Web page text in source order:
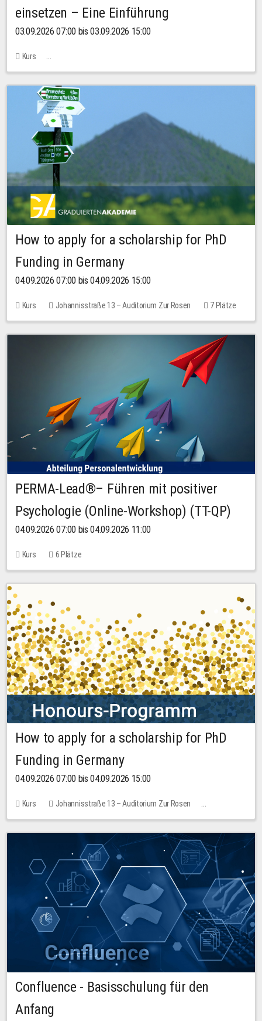
einsetzen – Eine Einführung
03.09.2026 07:00 bis 03.09.2026 15:00
Kurs
Bachstraße 18k - SR 102 (Seminarraum Servicestelle LehreLernen)
How to apply for a scholarship for PhD
Funding in Germany
04.09.2026 07:00 bis 04.09.2026 15:00
Kurs Johannisstraße 13 – Auditorium Zur Rosen
7 Plätze
10,00 EUR
PERMA-Lead®– Führen mit positiver
Psychologie (Online-Workshop) (TT-QP)
04.09.2026 07:00 bis 04.09.2026 11:00
Kurs 6 Plätze
How to apply for a scholarship for PhD
Funding in Germany
04.09.2026 07:00 bis 04.09.2026 15:00
Kurs
Johannisstraße 13 – Auditorium Zur Rosen
Keine freien Plätze
Confluence - Basisschulung für den
Anfang